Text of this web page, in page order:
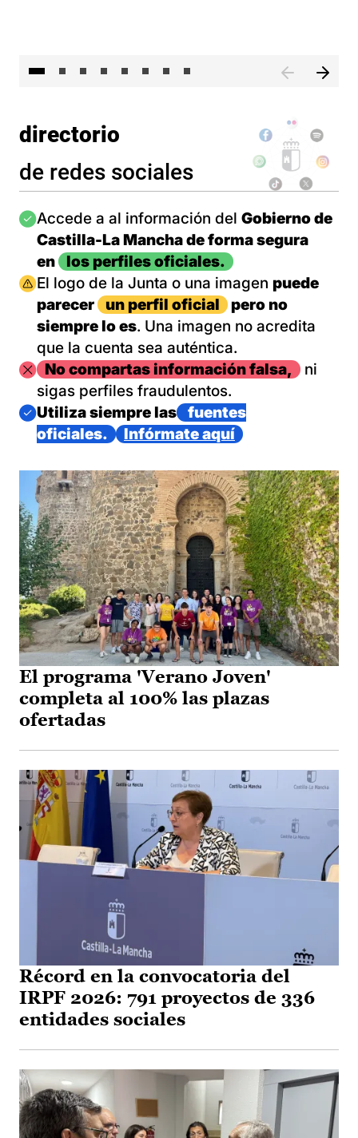
directorio
de redes sociales
Imagen
Accede a al información del Gobierno de
Castilla-La Mancha de forma segura
en
los perfiles oficiales.
Imagen
El logo de la Junta o una imagen puede
parecer
un perfil oficial
pero no
siempre lo es. Una imagen no acredita
que la cuenta sea auténtica.
ImagenNo compartas información falsa,
ni
sigas perfiles fraudulentos.
Imagen
Utiliza siempre las
fuentes
oficiales.
Infórmate aquí
El programa 'Verano Joven'
completa al 100% las plazas
ofertadas
Récord en la convocatoria del
IRPF 2026: 791 proyectos de 336
entidades sociales